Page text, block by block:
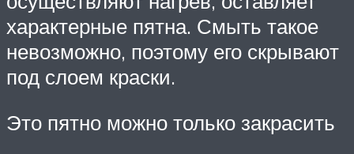
характерные пятна. Смыть такое
невозможно, поэтому его скрывают
под слоем краски.
Это пятно можно только закрасить